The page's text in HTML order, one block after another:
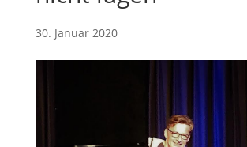
30. Januar 2020